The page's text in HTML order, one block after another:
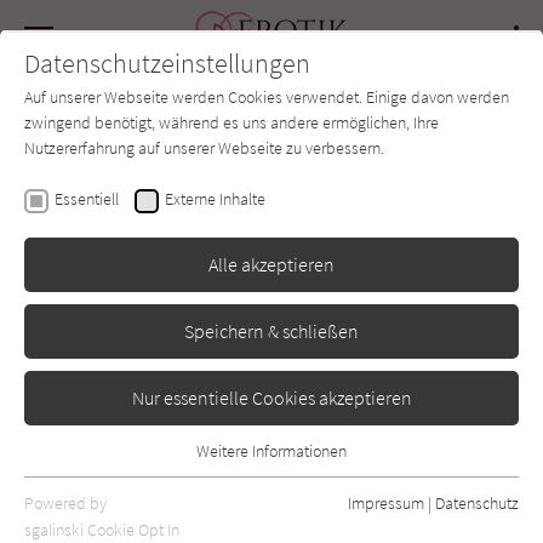
SUCHE Forum Charts Newsletter
Schwarzkopf &
Schwarzkopf
Erotische Literatur erschienen bei "Scharzkopf &
Schwarzkopf" auf Erotik-Couch.de.
Standard
Datenschutzeinstellungen
Auf unserer Webseite werden Cookies verwendet. Einige davon werden
zwingend benötigt, während es uns andere ermöglichen, Ihre
Nutzererfahrung auf unserer Webseite zu verbessern.
Essentiell Externe Inhalte
Alle akzeptieren
Speichern & schließen
Nur essentielle Cookies akzeptieren
Essentielle Cookies werden für grundlegende Funktionen der
Webseite benötigt. Dadurch ist gewährleistet, dass die Webseite
Weitere Informationen
Powered by
sgalinski Cookie Opt In
Impressum | Datenschutz